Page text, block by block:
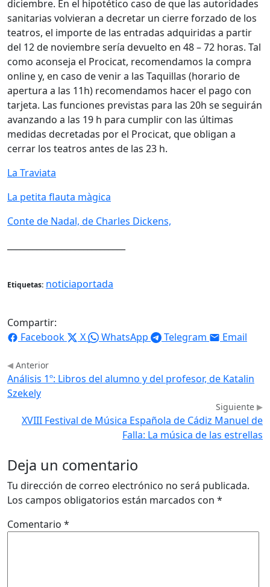
diciembre. En el hipotético caso de que las autoridades
sanitarias volvieran a decretar un cierre forzado de los
teatros, el importe de las entradas adquiridas a partir
del 12 de noviembre sería devuelto en 48 – 72 horas. Tal
como aconseja el Procicat, recomendamos la compra
online y, en caso de venir a las Taquillas (horario de
apertura a las 11h) recomendamos hacer el pago con
tarjeta. Las funciones previstas para las 20h se seguirán
avanzando a las 19 h para cumplir con las últimas
medidas decretadas por el Procicat, que obligan a
cerrar los teatros antes de las 23 h.
La Traviata
La petita flauta màgica
Conte de Nadal, de Charles Dickens,
Etiquetas: noticiaportada
Compartir:
Facebook
X WhatsApp Telegram Email
Anterior
Análisis 1º: Libros del alumno y del profesor, de Katalin
Szekely
Siguiente
XVIII Festival de Música Española de Cádiz Manuel de
Falla: La música de las estrellas
Deja un comentario
Tu dirección de correo electrónico no será publicada.
Los campos obligatorios están marcados con *
Comentario *